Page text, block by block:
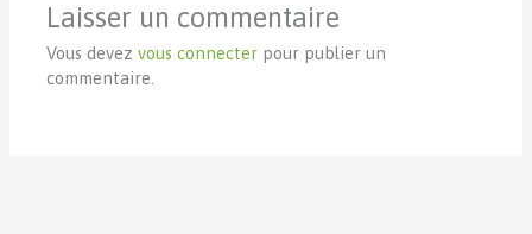
Laisser un commentaire
Vous devezvous connecter pour publier un
commentaire.